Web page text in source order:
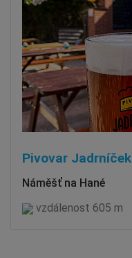
Pivovar Jadrníček
Náměšť na Hané
vzdálenost 605 m